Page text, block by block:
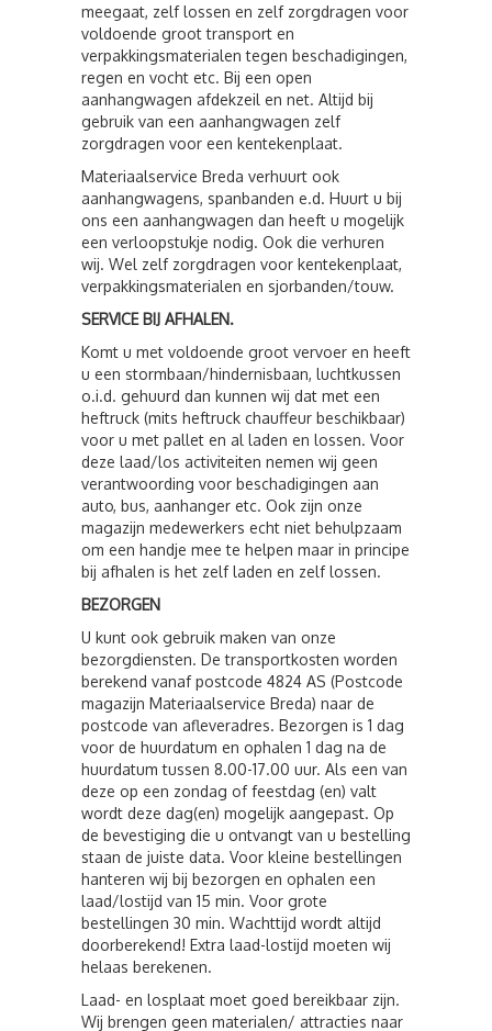
meegaat, zelf lossen en zelf zorgdragen voor
voldoende groot transport en
verpakkingsmaterialen tegen beschadigingen,
regen en vocht etc. Bij een open
aanhangwagen afdekzeil en net. Altijd bij
gebruik van een aanhangwagen zelf
zorgdragen voor een kentekenplaat.
Materiaalservice Breda verhuurt ook
aanhangwagens, spanbanden e.d. Huurt u bij
ons een aanhangwagen dan heeft u mogelijk
een verloopstukje nodig. Ook die verhuren
wij. Wel zelf zorgdragen voor kentekenplaat,
verpakkingsmaterialen en sjorbanden/touw.
SERVICE BIJ AFHALEN.
Komt u met voldoende groot vervoer en heeft
u een stormbaan/hindernisbaan, luchtkussen
o.i.d. gehuurd dan kunnen wij dat met een
heftruck (mits heftruck chauffeur beschikbaar)
voor u met pallet en al laden en lossen. Voor
deze laad/los activiteiten nemen wij geen
verantwoording voor beschadigingen aan
auto, bus, aanhanger etc. Ook zijn onze
magazijn medewerkers echt niet behulpzaam
om een handje mee te helpen maar in principe
bij afhalen is het zelf laden en zelf lossen.
BEZORGEN
U kunt ook gebruik maken van onze
bezorgdiensten. De transportkosten worden
berekend vanaf postcode 4824 AS (Postcode
magazijn Materiaalservice Breda) naar de
postcode van afleveradres. Bezorgen is 1 dag
voor de huurdatum en ophalen 1 dag na de
huurdatum tussen 8.00-17.00 uur. Als een van
deze op een zondag of feestdag (en) valt
wordt deze dag(en) mogelijk aangepast. Op
de bevestiging die u ontvangt van u bestelling
staan de juiste data. Voor kleine bestellingen
hanteren wij bij bezorgen en ophalen een
laad/lostijd van 15 min. Voor grote
bestellingen 30 min. Wachttijd wordt altijd
doorberekend! Extra laad-lostijd moeten wij
helaas berekenen.
Laad- en losplaat moet goed bereikbaar zijn.
Wij brengen geen materialen/ attracties naar